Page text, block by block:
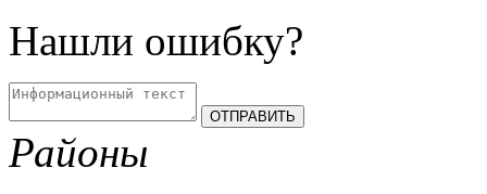
Нашли ошибку?
Районы